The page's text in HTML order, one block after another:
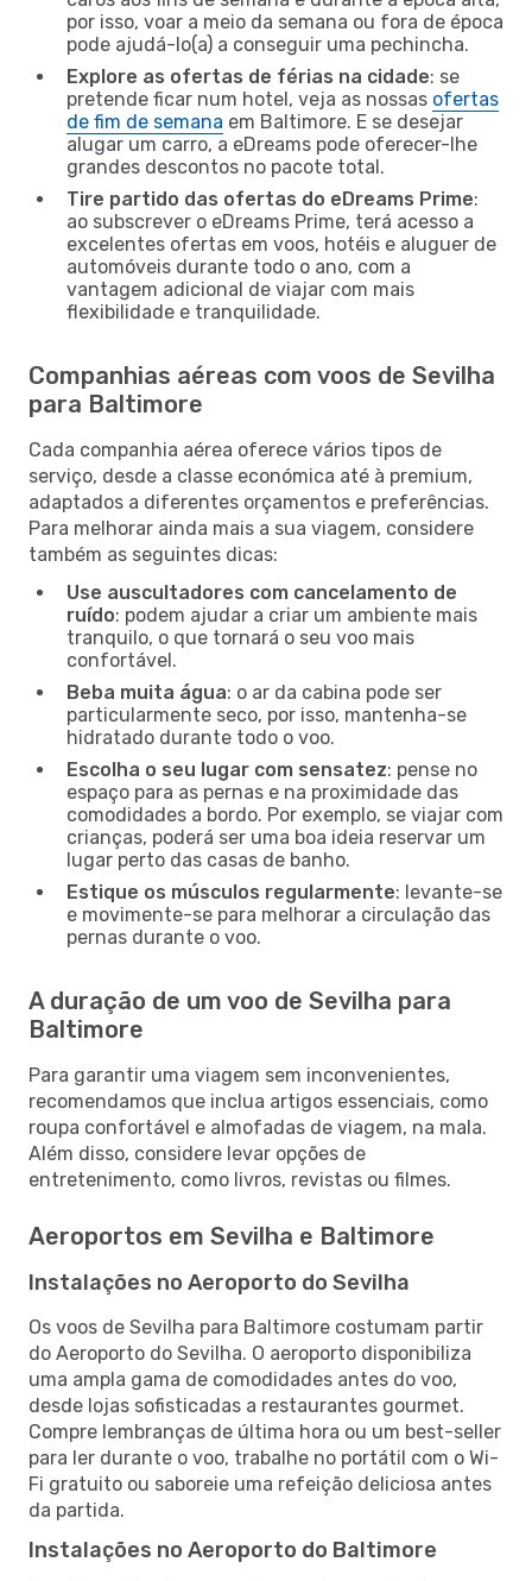
por isso, voar a meio da semana ou fora de época
pode ajudá-lo(a) a conseguir uma pechincha.
Explore as ofertas de férias na cidade: se
pretende ficar num hotel, veja as nossas ofertas
de fim de semana em Baltimore. E se desejar
alugar um carro, a eDreams pode oferecer-lhe
grandes descontos no pacote total.
Tire partido das ofertas do eDreams Prime:
ao subscrever o eDreams Prime, terá acesso a
excelentes ofertas em voos, hotéis e aluguer de
automóveis durante todo o ano, com a
vantagem adicional de viajar com mais
flexibilidade e tranquilidade.
Companhias aéreas com voos de Sevilha
para Baltimore
Cada companhia aérea oferece vários tipos de
serviço, desde a classe económica até à premium,
adaptados a diferentes orçamentos e preferências.
Para melhorar ainda mais a sua viagem, considere
também as seguintes dicas:
Use auscultadores com cancelamento de
ruído: podem ajudar a criar um ambiente mais
tranquilo, o que tornará o seu voo mais
confortável.
Beba muita água: o ar da cabina pode ser
particularmente seco, por isso, mantenha-se
hidratado durante todo o voo.
Escolha o seu lugar com sensatez: pense no
espaço para as pernas e na proximidade das
comodidades a bordo. Por exemplo, se viajar com
crianças, poderá ser uma boa ideia reservar um
lugar perto das casas de banho.
Estique os músculos regularmente: levante-se
e movimente-se para melhorar a circulação das
pernas durante o voo.
A duração de um voo de Sevilha para
Baltimore
Para garantir uma viagem sem inconvenientes,
recomendamos que inclua artigos essenciais, como
roupa confortável e almofadas de viagem, na mala.
Além disso, considere levar opções de
entretenimento, como livros, revistas ou filmes.
Aeroportos em Sevilha e Baltimore
Instalações no Aeroporto do Sevilha
Os voos de Sevilha para Baltimore costumam partir
do Aeroporto do Sevilha. O aeroporto disponibiliza
uma ampla gama de comodidades antes do voo,
desde lojas sofisticadas a restaurantes gourmet.
Compre lembranças de última hora ou um best-seller
para ler durante o voo, trabalhe no portátil com o Wi-
Fi gratuito ou saboreie uma refeição deliciosa antes
da partida.
Instalações no Aeroporto do Baltimore